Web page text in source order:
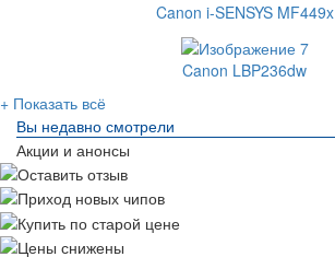
Canon i-SENSYS MF449x
Canon LBP236dw
+ Показать всё
Вы недавно смотрели
Акции и анонсы